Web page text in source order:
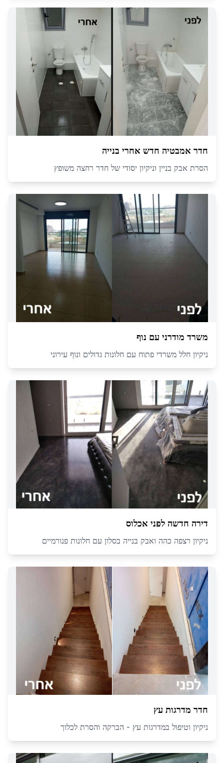
חדר אמבטיה חדש אחרי בנייה
הסרת אבק בניין וניקיון יסודי של חדר רחצה משופץ
משרד מודרני עם נוף
ניקיון חלל משרדי פתוח עם חלונות גדולים ונוף עירוני
דירה חדשה לפני אכלוס
ניקיון רצפה כהה ואבק בנייה בסלון עם חלונות פנורמיים
חדר מדרגות עץ
ניקיון וטיפול במדרגות עץ - הברקה והסרת לכלוך